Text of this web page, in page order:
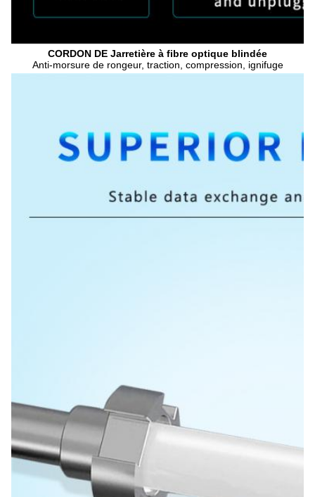
CORDON DE Jarretière à fibre optique blindée
Anti-morsure de rongeur, traction, compression, ignifuge